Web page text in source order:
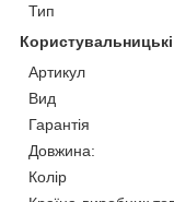
Тип
Артикул
Вид
Гарантія
Довжина:
Колір